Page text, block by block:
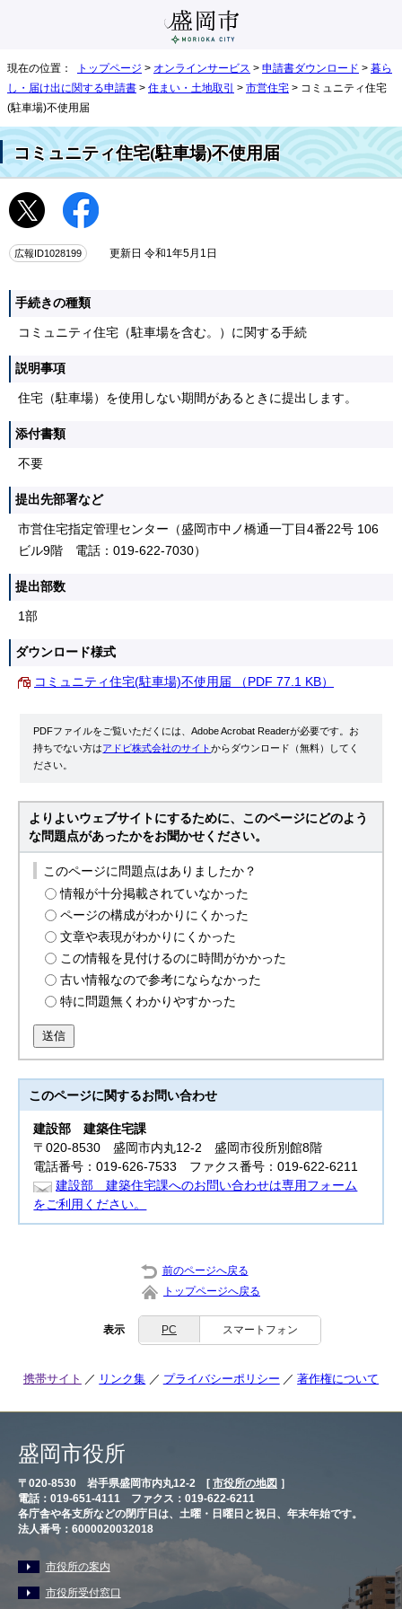
現在の位置： トップページ > オンラインサービス > 申請書ダウンロード > 暮ら
し・届け出に関する申請書 > 住まい・土地取引 > 市営住宅 > コミュニティ住宅
(駐車場)不使用届
コミュニティ住宅(駐車場)不使用届
広報ID1028199 更新日 令和1年5月1日
手続きの種類
コミュニティ住宅（駐車場を含む。）に関する手続
説明事項
住宅（駐車場）を使用しない期間があるときに提出します。
添付書類
不要
提出先部署など
市営住宅指定管理センター（盛岡市中ノ橋通一丁目4番22号 106
ビル9階 電話：019-622-7030）
提出部数
1部
ダウンロード様式
コミュニティ住宅(駐車場)不使用届 （PDF 77.1 KB）
PDFファイルをご覧いただくには、Adobe Acrobat Readerが必要です。お
持ちでない方はアドビ株式会社のサイトからダウンロード（無料）してく
ださい。
よりよいウェブサイトにするために、このページにどのよう
な問題点があったかをお聞かせください。
このページに問題点はありましたか？
情報が十分掲載されていなかった
ページの構成がわかりにくかった
文章や表現がわかりにくかった
この情報を見付けるのに時間がかかった
古い情報なので参考にならなかった
特に問題無くわかりやすかった
送信
このページに関するお問い合わせ
建設部建築住宅課
〒020-8530 盛岡市内丸12-2 盛岡市役所別館8階
電話番号：019-626-7533 ファクス番号：019-622-6211
建設部 建築住宅課へのお問い合わせは専用フォーム
をご利用ください。
前のページへ戻る
トップページへ戻る
表示 PC スマートフォン
携帯サイト リンク集 プライバシーポリシー 著作権について
盛岡市役所
〒020-8530 岩手県盛岡市内丸12-2 [ 市役所の地図 ］
電話：019-651-4111 ファクス：019-622-6211
各庁舎や各支所などの閉庁日は、土曜・日曜日と祝日、年末年始です。
法人番号：6000020032018
市役所の案内
市役所受付窓口